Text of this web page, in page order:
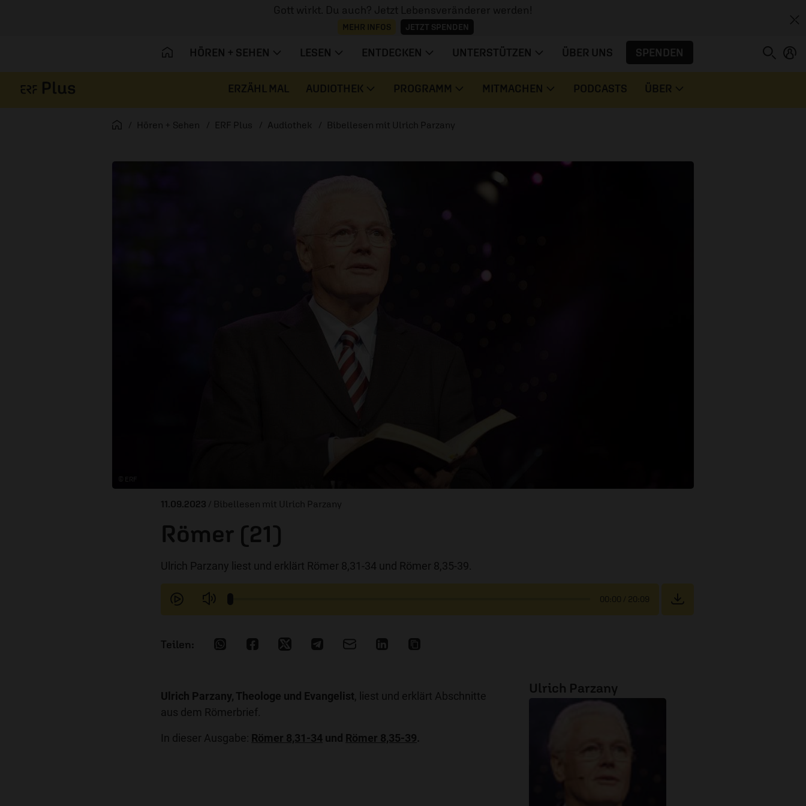
Gott wirkt. Du auch? Jetzt Lebensveränderer werden!
MEHR INFOS JETZT SPENDEN
HÖREN + SEHEN LESEN ENTDECKEN UNTERSTÜTZEN ÜBER UNS SPENDEN
ERZÄHL MAL AUDIOTHEK PROGRAMM MITMACHEN PODCASTS ÜBER
Startseite
Hören + Sehen ERF Plus Audiothek Bibellesen mit Ulrich Parzany
11.09.2023 / Bibellesen mit Ulrich Parzany
Römer (21)
Ulrich Parzany liest und erklärt Römer 8,31-34 und Römer 8,35-39.
00:00 / 20:09
Ulrich Parzany, Theologe und Evangelist , liest und erklärt Abschnitte
aus dem Römerbrief.
In dieser Ausgabe: Römer 8,31-34 und Römer 8,35-39.
Ulrich Parzany